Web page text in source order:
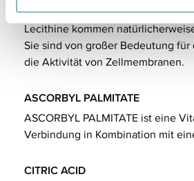
LECITHIN
Lecithine kommen
Sie sind von großer Bedeutung
die Aktivität von Zellmembranen.
ASCORBYL PALMITATE
ASCORBYL PALMITATE ist eine
Verbindung in Kombination mit
CITRIC ACID